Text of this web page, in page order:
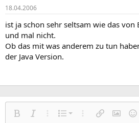
18.04.2006
ist ja schon sehr seltsam wie das
und mal nicht.
Ob das mit was anderem zu tun
der Java Version.
Fett KursivWeitere Einstellungen…
Liste
Nummerierte
WeitereLink einfügen
Bild